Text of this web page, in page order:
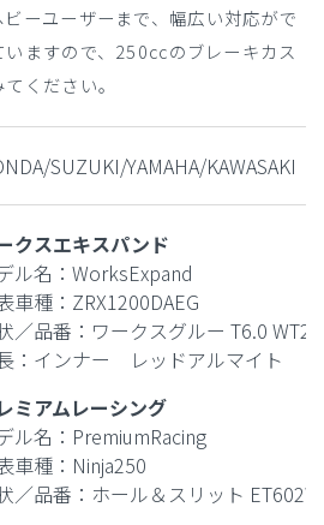
ーユーザーまで、幅広い対応がで
ますので、250ccのブレーキカス
ください。
SUZUKI/YAMAHA/KAWASAKI
クスエキスパンド
ル名：WorksExpand
車種：ZRX1200DAEG
／品番：ワークスグルー T6.0
：インナー レッドアルマイト
ミアムレーシング
ル名：PremiumRacing
車種：Ninja250
／品番：ホール＆スリット